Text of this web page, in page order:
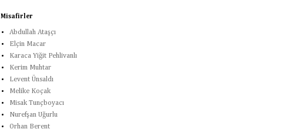
Misafirler
Abdullah Ataşçı
Elçin Macar
Karaca Yiğit Pehlivanlı
Kerim Muhtar
Levent Ünsaldı
Melike Koçak
Misak Tunçboyacı
Nurefşan Uğurlu
Orhan Berent